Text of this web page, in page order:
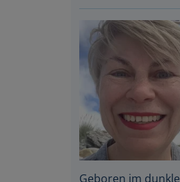
Geboren im